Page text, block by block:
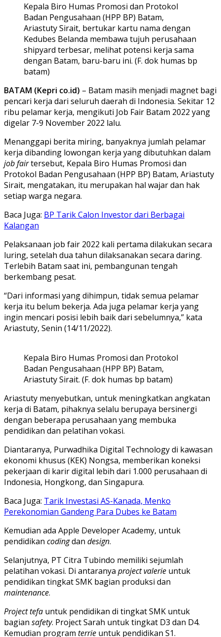
Kepala Biro Humas Promosi dan Protokol
Badan Pengusahaan (HPP BP) Batam,
Ariastuty Sirait, bertukar kartu nama dengan
Kedubes Belanda membawa tujuh perusahaan
shipyard terbesar, melihat potensi kerja sama
dengan Batam, baru-baru ini. (F. dok humas bp
batam)
BATAM (Kepri co.id) – Batam masih menjadi magnet bagi
pencari kerja dari seluruh daerah di Indonesia. Sekitar 12
ribu pelamar kerja, mengikuti Job Fair Batam 2022 yang
digelar 7-9 November 2022 lalu.
Menanggapi berita miring, banyaknya jumlah pelamar
kerja dibanding lowongan kerja yang dibutuhkan dalam
job fairtersebut, Kepala Biro Humas Promosi dan
Protokol Badan Pengusahaan (HPP BP) Batam, Ariastuty
Sirait, mengatakan, itu merupakan hal wajar dan hak
setiap warga negara.
Baca Juga: BP Tarik Calon Investor dari Berbagai
Kalangan
Pelaksanaan job fair 2022 kali pertama dilakukan secara
luring, setelah dua tahun dilaksanakan secara daring.
Terlebih Batam saat ini, pembangunan tengah
berkembang pesat.
“Dari informasi yang dihimpun, tidak semua pelamar
kerja itu belum bekerja. Ada juga pelamar kerja yang
ingin mencari posisi lebih baik dari sebelumnya,” kata
Ariastuty, Senin (14/11/2022).
Kepala Biro Humas Promosi dan Protokol
Badan Pengusahaan (HPP BP) Batam,
Ariastuty Sirait. (F. dok humas bp batam)
Ariastuty menyebutkan, untuk meningkatkan angkatan
kerja di Batam, pihaknya selalu berupaya bersinergi
dengan beberapa perusahaan yang membuka
pendidikan dan pelatihan vokasi.
Diantaranya, Purwadhika Digital Technology di kawasan
ekonomi khusus (KEK) Nongsa, memberikan koneksi
pekerjaan di karir digital lebih dari 1.000 perusahaan di
Indonesia, Hongkong, dan Singapura.
Baca Juga: Tarik Investasi AS-Kanada, Menko
Perekonomian Gandeng Para Dubes ke Batam
Kemudian ada Apple Developer Academy, untuk
pendidikan codingdan design.
Selanjutnya, PT Citra Tubindo memiliki sejumlah
pelatihan vokasi. Di antaranya project valerie untuk
pendidikan tingkat SMK bagian produksi dan
maintenance.
Project tefa untuk pendidikan di tingkat SMK untuk
bagian safety. Project Sarah untuk tingkat D3 dan D4.
Kemudian program terrie untuk pendidikan S1.